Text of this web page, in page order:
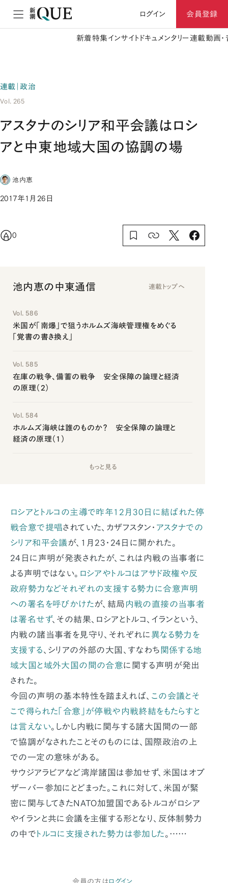
ログイン 会員登録
新着特集 インサイト ドキュメンタリー 連載動画
連載｜政治
Vol. 265
アスタナのシリア和平会議はロシ
アと中東地域大国の協調の場
池内恵
2017年1月26日
0
池内恵の中東通信 連載トップへ
Vol. 586
米国が「南爆」で狙うホルムズ海峡管理権をめぐる
「覚書の書き換え」
Vol. 585
在庫の戦争、備蓄の戦争 安全保障の論理と経済
の原理（2）
Vol. 584
ホルムズ海峡は誰のものか？ 安全保障の論理と
経済の原理（1）
もっと見る
ロシアとトルコの主導で昨年12月30日に結ばれた停
戦合意で提唱されていた、カザフスタン・ アスタナでの
シリア和平会議 が、1月23・24日に開かれた。
24日に声明が発表されたが、これは内戦の当事者に
よる声明ではない。 ロシアやトルコはアサド政権や反
政府勢力などそれぞれの支援する勢力に合意声明
への署名を呼びかけたが、結局 内戦の直接の当事者
は署名せず、その結果、ロシアとトルコ、イランという、
内戦の諸当事者を見守り、それぞれに 異なる勢力を
支援する、シリアの外部の大国、すなわち 関係する地
域大国と域外大国の間の合意に関する声明が発出
された。
今回の声明の基本特性を踏まえれば、 この会議とそ
こで得られた「合意」が停戦や内戦終結をもたらすと
は言えない。しかし内戦に関与する諸大国間の一部
で協調がなされたことそのものには、国際政治の上
での一定の意味がある。
サウジアラビアなど湾岸諸国は参加せず、米国はオブ
ザーバー参加にとどまった。これに対して、米国が緊
密に関与してきたNATO加盟国であるトルコがロシア
やイランと共に会議を主催する形となり、反体制勢力
の中でトルコに支援された勢力は参加した。……